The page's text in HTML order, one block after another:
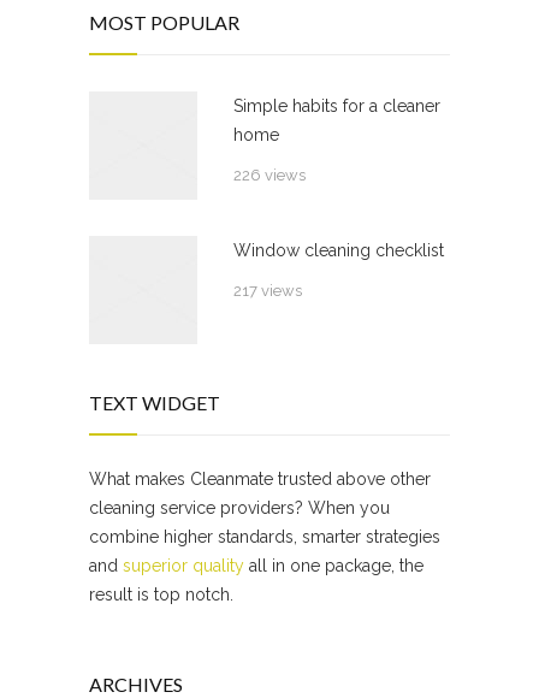
MOST POPULAR
Simple habits for a cleaner
home
226 views
Window cleaning checklist
217 views
TEXT WIDGET
What makes Cleanmate trusted above other
cleaning service providers? When you
combine higher standards, smarter strategies
and superior quality all in one package, the
result is top notch.
ARCHIVES